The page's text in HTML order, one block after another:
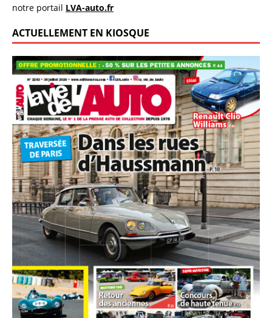
notre portail LVA-auto.fr
ACTUELLEMENT EN KIOSQUE